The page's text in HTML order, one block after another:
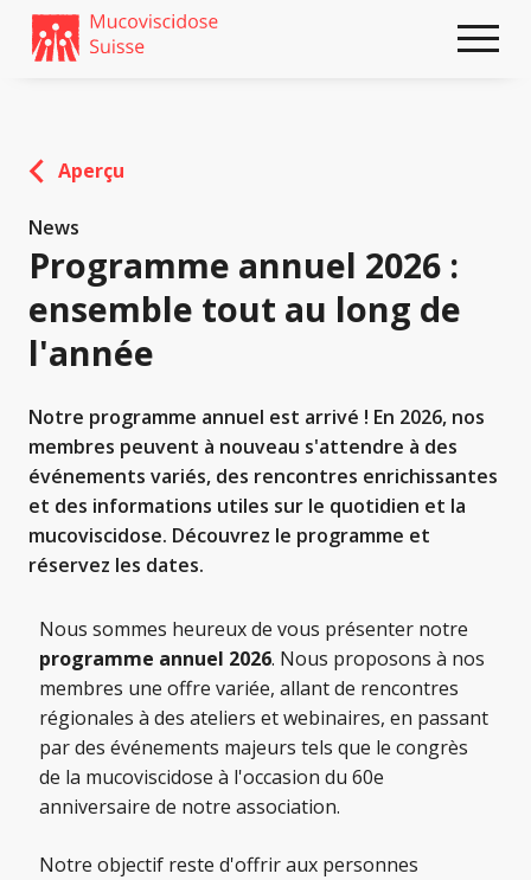
Weiter
zum
skip
Aperçu
News
Programme annuel 2026 :
ensemble tout au long de
l'année
Notre programme annuel est arrivé ! En 2026, nos
membres peuvent à nouveau s'attendre à des
événements variés, des rencontres enrichissantes
et des informations utiles sur le quotidien et la
mucoviscidose. Découvrez le programme et
réservez les dates.
Nous sommes heureux de vous présenter notre
programme annuel 2026. Nous proposons à nos
membres une offre variée, allant de rencontres
régionales à des ateliers et webinaires, en passant
par des événements majeurs tels que le congrès
de la mucoviscidose à l'occasion du 60e
anniversaire de notre association.
Notre objectif reste d'offrir aux personnes